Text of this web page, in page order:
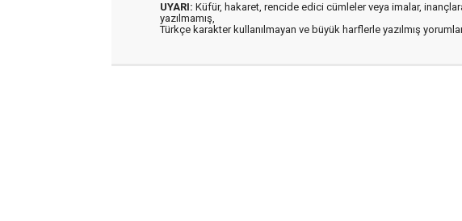
UYARI: Küfür, hakaret, rencide edici cümleler veya imalar,
yazılmamış,
Türkçe karakter kullanılmayan ve büyük harflerle yazılmış